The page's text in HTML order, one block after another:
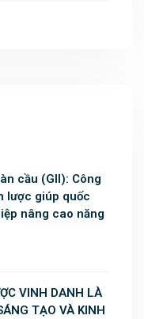
cầu (GII): Công
lược giúp quốc
nâng cao năng
VINH DANH LÀ
TẠO VÀ KINH